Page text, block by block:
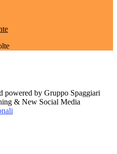
powered by Gruppo Spaggiari
& New Social Media